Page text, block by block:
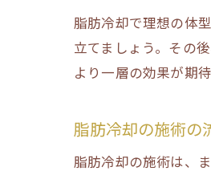
脂肪冷却で理想の体
立てましょう。その
より一層の効果が期待
脂肪冷却の施術の
脂肪冷却の施術は、